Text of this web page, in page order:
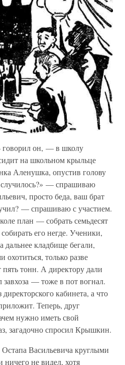
он, — в школу
на школьном крыльце
Аленушка, опустив голову
— спрашиваю
просто беда, ваш брат
— спрашиваю с участием.
план — собрать семьдесят
его негде. Ученики,
дальнее кладбище бегали,
охотиться, только разве
пять тонн. А директору дали
завхоза — тоже в пот вогнал.
кабинета, а что
Теперь, друг
нужно иметь свой
загадочно спросил Крышкин.
Васильевича круглыми
не видел, хотя